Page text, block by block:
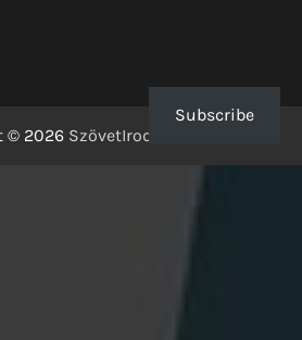
© 2026 SzövetIrodalom
Subscribe